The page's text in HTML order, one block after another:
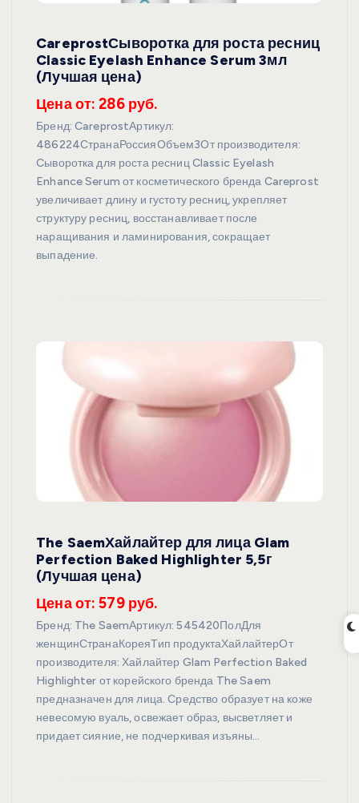
CareprostСыворотка для роста ресниц
Classic Eyelash Enhance Serum 3мл
(Лучшая цена)
Цена от: 286 руб.
Бренд: CareprostАртикул:
486224СтранаРоссияОбъем3От производителя:
Cыворотка для роста ресниц Classic Eyelash
Enhance Serum от косметического бренда Careprost
увеличивает длину и густоту ресниц, укрепляет
структуру ресниц, восстанавливает после
наращивания и ламинирования, сокращает
выпадение.
The SaemХайлайтер для лица Glam
Perfection Baked Highlighter 5,5г
(Лучшая цена)
Цена от: 579 руб.
Бренд: The SaemАртикул: 545420ПолДля
женщинСтранаКореяТип продуктаХайлайтерОт
производителя: Хайлайтер Glam Perfection Baked
Highlighter от корейского бренда The Saem
предназначен для лица. Средство образует на коже
невесомую вуаль, освежает образ, высветляет и
придает сияние, не подчеркивая изъяны…